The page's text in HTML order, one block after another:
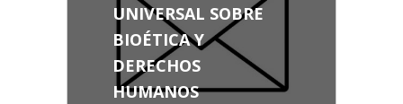
UNIVERSAL SOBRE
BIOÉTICA Y
DERECHOS
HUMANOS